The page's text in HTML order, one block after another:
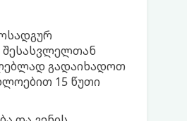
შესასვლელთან
გადაიხადოთ
15 წუთი